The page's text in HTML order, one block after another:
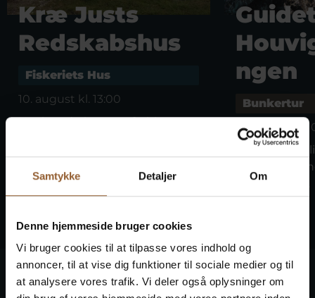
Samtykke Detaljer Om
Denne hjemmeside bruger cookies
Vi bruger cookies til at tilpasse vores indhold og
annoncer, til at vise dig funktioner til sociale medier og til
at analysere vores trafik. Vi deler også oplysninger om
Kræ Justs
Redskabshus
Fiskeriets Hus
10. august kl. 13:00
Her kan du komme forbi og
ngen
Bunkertur
11. august kl.
Bemærk
bunkertur
tysktalende…